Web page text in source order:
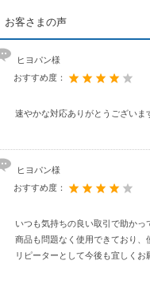
お客さまの声
ヒヨパン様
おすすめ度：
速やかな対応ありがとうございま
ヒヨパン様
おすすめ度：
いつも気持ちの良い取引で助かっ
商品も問題なく使用できており
リピーターとして今後も宜しくお